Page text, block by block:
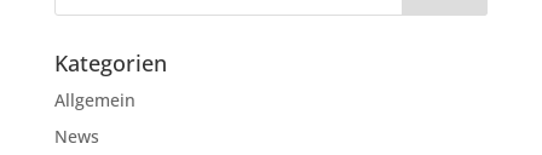
Kategorien
Allgemein
News